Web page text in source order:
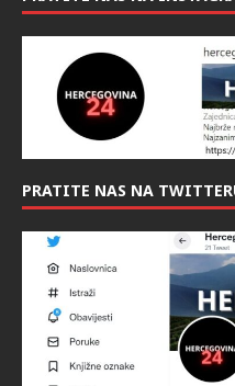
PRATITE NAS NA